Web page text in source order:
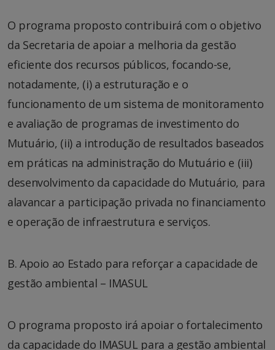
O programa proposto contribuirá com o objetivo
da Secretaria de apoiar a melhoria da gestão
eficiente dos recursos públicos, focando-se,
notadamente, (i) a estruturação e o
funcionamento de um sistema de monitoramento
e avaliação de programas de investimento do
Mutuário, (ii) a introdução de resultados baseados
em práticas na administração do Mutuário e (iii)
desenvolvimento da capacidade do Mutuário, para
alavancar a participação privada no financiamento
e operação de infraestrutura e serviços.
B. Apoio ao Estado para reforçar a capacidade de
gestão ambiental – IMASUL
O programa proposto irá apoiar o fortalecimento
da capacidade do IMASUL para a gestão ambiental